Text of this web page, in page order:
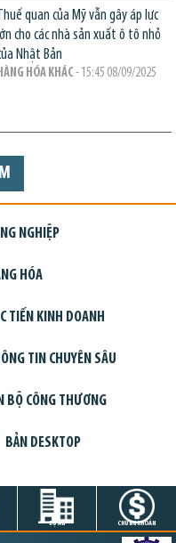
quan của Mỹ vẫn gây áp lực
lớn cho các nhà sản xuất ô tô nhỏ
Nhật Bản
HÀNG HÓA KHÁC - 15:45 08/09/2025
NGHIỆP
HÓA
TIẾN KINH DOANH
TIN CHUYÊN SÂU
BỘ CÔNG THƯƠNG
BẢN DESKTOP
DỰ ÁN CHỨNG KHOÁN